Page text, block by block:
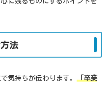
法
気持ちが伝わります。
「卒業